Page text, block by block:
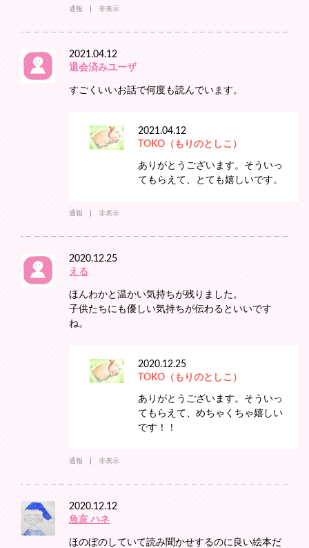
通報 非表示
2021.04.12
退会済みユーザ
すごくいいお話で何度も読んでいます。
2021.04.12
TOKO（もりのとしこ）
ありがとうございます。そういっ
てもらえて、とても嬉しいです。
通報 非表示
2020.12.25
える
ほんわかと温かい気持ちが残りました。
子供たちにも優しい気持ちが伝わるといいです
ね。
2020.12.25
TOKO（もりのとしこ）
ありがとうございます。そういっ
てもらえて、めちゃくちゃ嬉しい
です！！
通報 非表示
2020.12.12
魚亥 ハネ
ほのぼのしていて読み聞かせするのに良い絵本だ